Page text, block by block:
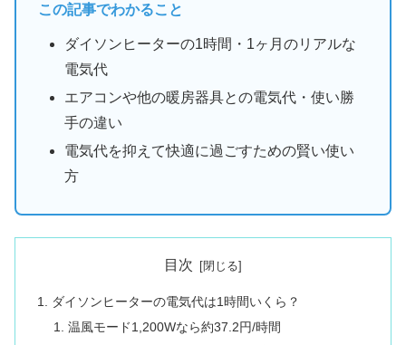
この記事でわかること
ダイソンヒーターの1時間・1ヶ月のリアルな
電気代
エアコンや他の暖房器具との電気代・使い勝
手の違い
電気代を抑えて快適に過ごすための賢い使い
方
目次
ダイソンヒーターの電気代は1時間いくら？
温風モード1,200Wなら約37.2円/時間